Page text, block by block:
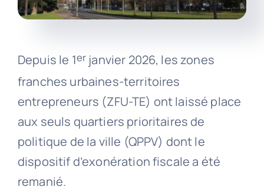
Depuis le 1er janvier 2026, les zones
franches urbaines-territoires
entrepreneurs (ZFU-TE) ont laissé place
aux seuls quartiers prioritaires de
politique de la ville (QPPV) dont le
dispositif d’exonération fiscale a été
remanié.